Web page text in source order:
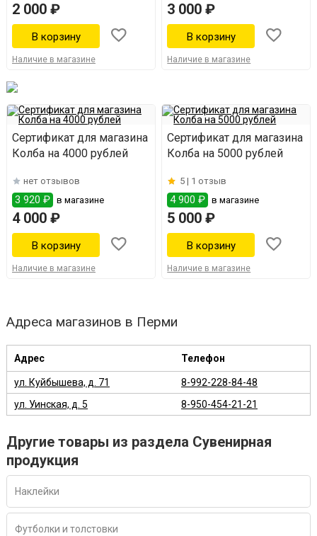
2 000 ₽
Наличие в магазине
3 000 ₽
Наличие в магазине
Сертификат для магазина
Колба на 4000 рублей
нет отзывов
3 920 ₽ в магазине
4 000 ₽
Наличие в магазине
Сертификат для магазина
Колба на 5000 рублей
5 | 1 отзыв
4 900 ₽ в магазине
5 000 ₽
Наличие в магазине
Адреса магазинов в Перми
Адрес Телефон
ул. Куйбышева, д. 71
8-992-228-84-48
ул. Уинская, д. 5
8-950-454-21-21
Другие товары из раздела Сувенирная
продукция
Наклейки
Футболки и толстовки